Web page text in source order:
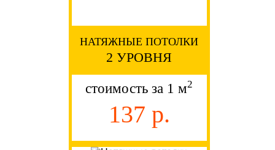
НАТЯЖНЫЕ ПОТОЛКИ
2 УРОВНЯ
стоимость за 1 м2
137 р.